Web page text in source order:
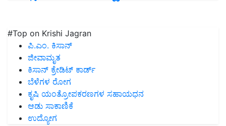
#Top on Krishi Jagran
ಪಿ.ಎಂ. ಕಿಸಾನ್
ಜೀವಾಮೃತ
ಕಿಸಾನ್ ಕ್ರೇಡಿಟ್ ಕಾರ್ಡ್
ಬೆಳೆಗಳ ರೋಗ
ಕೃಷಿ ಯಂತ್ರೋಪಕರಣಗಳ ಸಹಾಯಧನ
ಆಡು ಸಾಕಾಣಿಕೆ
ಉದ್ಯೋಗ